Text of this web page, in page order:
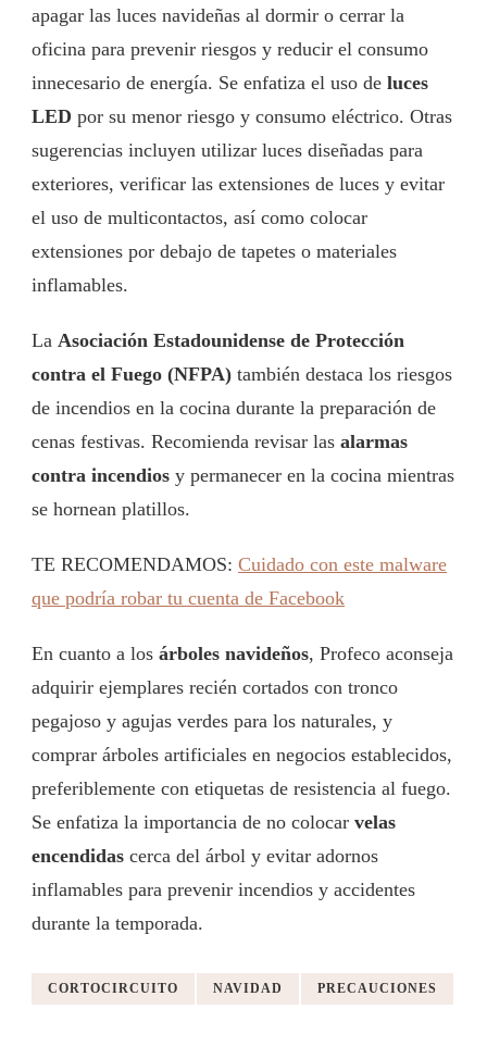
apagar las luces navideñas al dormir o cerrar la
oficina para prevenir riesgos y reducir el consumo
innecesario de energía. Se enfatiza el uso de luces
LED por su menor riesgo y consumo eléctrico. Otras
sugerencias incluyen utilizar luces diseñadas para
exteriores, verificar las extensiones de luces y evitar
el uso de multicontactos, así como colocar
extensiones por debajo de tapetes o materiales
inflamables.
La Asociación Estadounidense de Protección
contra el Fuego (NFPA) también destaca los riesgos
de incendios en la cocina durante la preparación de
cenas festivas. Recomienda revisar las alarmas
contra incendios y permanecer en la cocina mientras
se hornean platillos.
TE RECOMENDAMOS: Cuidado con este malware
que podría robar tu cuenta de Facebook
En cuanto a los árboles navideños, Profeco aconseja
adquirir ejemplares recién cortados con tronco
pegajoso y agujas verdes para los naturales, y
comprar árboles artificiales en negocios establecidos,
preferiblemente con etiquetas de resistencia al fuego.
Se enfatiza la importancia de no colocar velas
encendidas cerca del árbol y evitar adornos
inflamables para prevenir incendios y accidentes
durante la temporada.
CORTOCIRCUITO NAVIDAD PRECAUCIONES